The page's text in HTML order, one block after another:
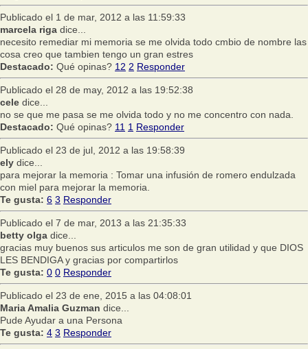
Publicado el 1 de mar, 2012 a las 11:59:33
marcela riga dice...
necesito remediar mi memoria se me olvida todo cmbio de nombre las
cosa creo que tambien tengo un gran estres
Destacado: Qué opinas? 12 2 Responder
Publicado el 28 de may, 2012 a las 19:52:38
cele dice...
no se que me pasa se me olvida todo y no me concentro con nada.
Destacado: Qué opinas? 11 1 Responder
Publicado el 23 de jul, 2012 a las 19:58:39
ely dice...
para mejorar la memoria : Tomar una infusión de romero endulzada
con miel para mejorar la memoria.
Te gusta: 6 3 Responder
Publicado el 7 de mar, 2013 a las 21:35:33
betty olga dice...
gracias muy buenos sus articulos me son de gran utilidad y que DIOS
LES BENDIGA y gracias por compartirlos
Te gusta: 0 0 Responder
Publicado el 23 de ene, 2015 a las 04:08:01
Maria Amalia Guzman dice...
Pude Ayudar a una Persona
Te gusta: 4 3 Responder